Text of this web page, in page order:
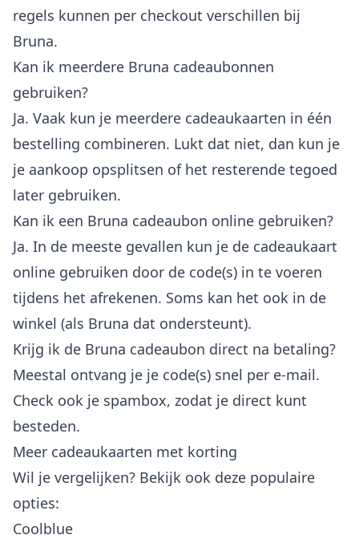
regels kunnen per checkout verschillen bij
Bruna.
Kan ik meerdere Bruna cadeaubonnen
gebruiken?
Ja. Vaak kun je meerdere cadeaukaarten in één
bestelling combineren. Lukt dat niet, dan kun je
je aankoop opsplitsen of het resterende tegoed
later gebruiken.
Kan ik een Bruna cadeaubon online gebruiken?
Ja. In de meeste gevallen kun je de cadeaukaart
online gebruiken door de code(s) in te voeren
tijdens het afrekenen. Soms kan het ook in de
winkel (als Bruna dat ondersteunt).
Krijg ik de Bruna cadeaubon direct na betaling?
Meestal ontvang je je code(s) snel per e-mail.
Check ook je spambox, zodat je direct kunt
besteden.
Meer cadeaukaarten met korting
Wil je vergelijken? Bekijk ook deze populaire
opties:
Coolblue